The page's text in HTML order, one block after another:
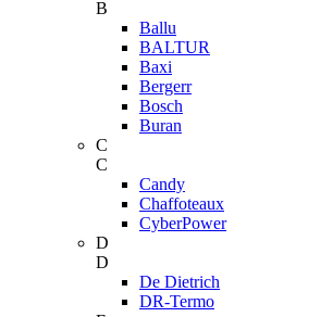
B
Ballu
BALTUR
Baxi
Bergerr
Bosch
Buran
C
C
Candy
Chaffoteaux
CyberPower
D
D
De Dietrich
DR-Termo